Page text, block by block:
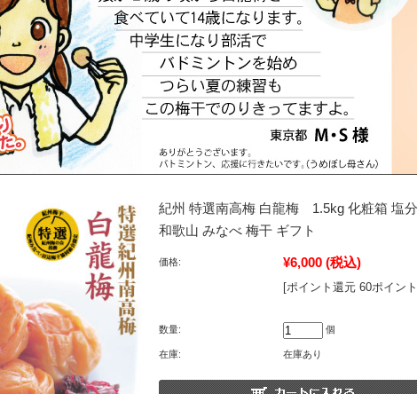
紀州 特選南高梅 白龍梅 1.5kg 化粧箱 塩
和歌山 みなべ 梅干 ギフト
価格: ¥6,000 (税込)
[ポイント還元 60ポイン
数量: 個
在庫: 在庫あり